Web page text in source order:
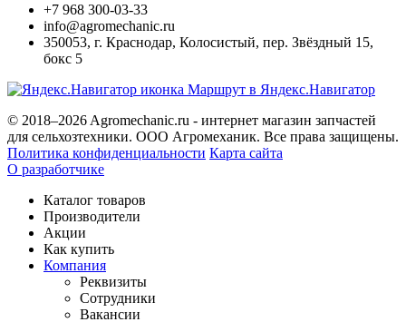
+7 968 300-03-33
info@agromechanic.ru
350053, г. Краснодар, Колосистый, пер. Звёздный 15,
бокс 5
Маршрут в Яндекс.Навигатор
© 2018–2026 Agromechanic.ru - интернет магазин запчастей
для сельхозтехники. ООО Агромеханик. Все права защищены.
Политика конфиденциальности Карта сайта
О разработчике
Каталог товаров
Производители
Акции
Как купить
Компания
Реквизиты
Сотрудники
Вакансии